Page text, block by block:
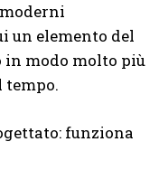
un elemento del
in modo molto più
funziona